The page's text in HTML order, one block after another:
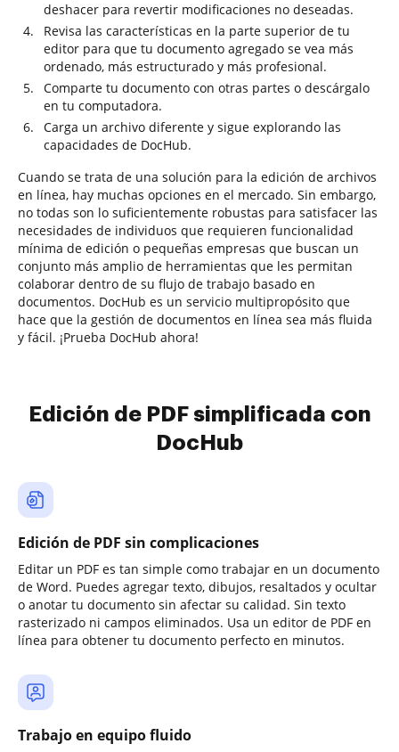
deshacer para revertir modificaciones no deseadas.
Revisa las características en la parte superior de tu
editor para que tu documento agregado se vea más
ordenado, más estructurado y más profesional.
Comparte tu documento con otras partes o descárgalo
en tu computadora.
Carga un archivo diferente y sigue explorando las
capacidades de DocHub.
Cuando se trata de una solución para la edición de archivos
en línea, hay muchas opciones en el mercado. Sin embargo,
no todas son lo suficientemente robustas para satisfacer las
necesidades de individuos que requieren funcionalidad
mínima de edición o pequeñas empresas que buscan un
conjunto más amplio de herramientas que les permitan
colaborar dentro de su flujo de trabajo basado en
documentos. DocHub es un servicio multipropósito que
hace que la gestión de documentos en línea sea más fluida
y fácil. ¡Prueba DocHub ahora!
Edición de PDF simplificada con
DocHub
Edición de PDF sin complicaciones
Editar un PDF es tan simple como trabajar en un documento
de Word. Puedes agregar texto, dibujos, resaltados y ocultar
o anotar tu documento sin afectar su calidad. Sin texto
rasterizado ni campos eliminados. Usa un editor de PDF en
línea para obtener tu documento perfecto en minutos.
Trabajo en equipo fluido